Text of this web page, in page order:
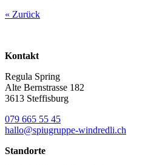
« Zurück
Kontakt
Regula Spring
Alte Bernstrasse 182
3613 Steffisburg
079 665 55 45
hallo@spiugruppe-windredli.ch
Standorte